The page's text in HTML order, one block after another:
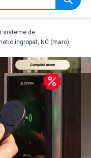
sisteme de
ingropat, NC (maro)